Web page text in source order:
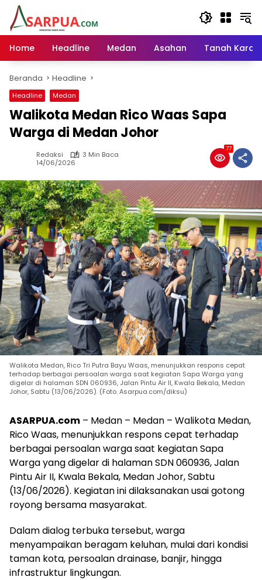
Langsung
konten
Home
Headline Medan Asahan Tanah Karo
Beranda Headline
Headline Medan
Walikota Medan Rico Waas Sapa
Warga di Medan Johor
Redaksi
3 Min Baca
14/06/2026
77
Walikota Medan, Rico Tri Putra Bayu Waas, menunjukkan respons cepat
terhadap berbagai persoalan warga saat kegiatan Sapa Warga yang
digelar di halaman SDN 060936, Jalan Pintu Air II, Kwala Bekala, Medan
Johor, Sabtu (13/06/2026). (Foto. Asarpua.com/diksu)
ASARPUA.com – Medan – Medan – Walikota Medan,
Rico Waas, menunjukkan respons cepat terhadap
berbagai persoalan warga saat kegiatan Sapa
Warga yang digelar di halaman SDN 060936, Jalan
Pintu Air II, Kwala Bekala, Medan Johor, Sabtu
(13/06/2026). Kegiatan ini dilaksanakan usai gotong
royong bersama masyarakat.
Dalam dialog terbuka tersebut, warga
menyampaikan beragam keluhan, mulai dari kondisi
taman kota, persoalan drainase, banjir, hingga
infrastruktur lingkungan.